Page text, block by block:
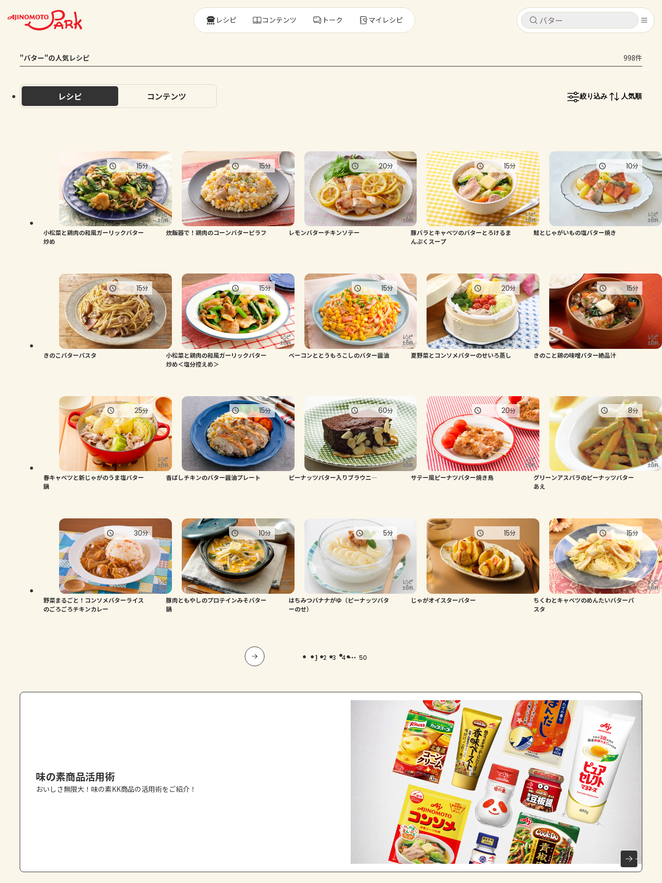
キャンセル
ログインするとレシピを保存できます
コンテンツ
レシピ
トーク
よくあるお問い合わせ
AJINOMOTO PARK とは
キャンセル
レシピ コンテンツ
レシピ コンテンツ トーク マイレシピ
"バター"の人気レシピ 998件
レシピ コンテンツ 絞り込み 人気順
小松菜と鶏肉の和風ガーリックバター
炒め
15分
炊飯器で！鶏肉のコーンバターピラフ
15分
レモンバターチキンソテー
20分
豚バラとキャベツのバターとろけるま
んぷくスープ
15分
鮭とじゃがいもの塩バター焼き
10分
きのこバターパスタ
15分
小松菜と鶏肉の和風ガーリックバター
炒め＜塩分控えめ＞
15分
ベーコンととうもろこしのバター醤油
15分
夏野菜とコンソメバターのせいろ蒸し
20分
きのこと鶏の味噌バター絶品汁
15分
春キャベツと新じゃがのうま塩バター
鍋
25分
香ばしチキンのバター醤油プレート
15分
ピーナッツバター入りブラウニ―
60分
サテー風ピーナツバター焼き鳥
20分
グリーンアスパラのピーナッツバター
あえ
8分
野菜まるごと！コンソメバターライス
のごろごろチキンカレー
30分
豚肉ともやしのプロテインみそバター
鍋
10分
はちみつバナナがゆ（ピーナッツバタ
ーのせ）
5分
じゃがオイスターバター
15分
ちくわとキャベツのめんたいバターパ
スタ
15分
1 2 3 4 ... 50
味の素商品活用術
おいしさ無限大！味の素KK商品の活用術をご紹介！